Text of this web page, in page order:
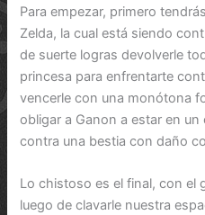
Para empezar, primero
Zelda, la cual está siendo
de suerte logras devolverle
princesa para enfrentarte
vencerle con una monótona
obligar a Ganon a estar en
contra una bestia con daño
Lo chistoso es el final, con el
luego de clavarle nuestra